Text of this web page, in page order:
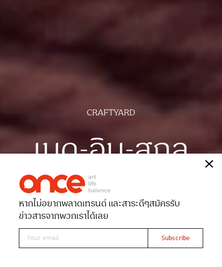
CRAFTYARD
เมด-อิน-สกล
เรื่องณัฐฐาภรณ์ ศิริสลุง
ภาพศิริน ม่วงมัน
Date 11-01-2026Views 1904
หากไม่อยากพลาดเทรนด์ และสาระดีๆสมัครรับ
ข่าวสารจากพวกเราได้เลย